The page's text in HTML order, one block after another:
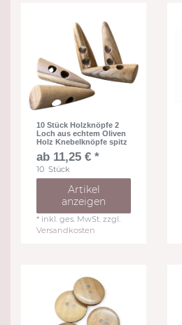
10 Stück Holzknöpfe 2
Loch aus echtem Oliven
Holz Knebelknöpfe spitz
ab 11,25 € *
10 Stück
Artikel
anzeigen
* inkl. ges. MwSt. zzgl.
Versandkosten